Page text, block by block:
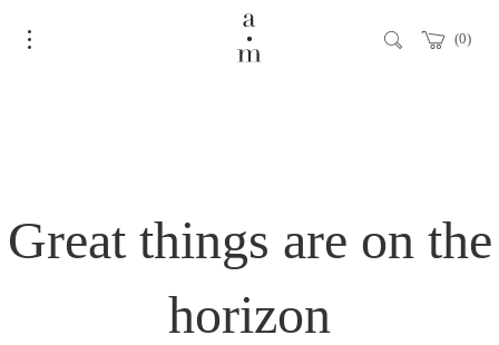
0
Great things are on the
horizon